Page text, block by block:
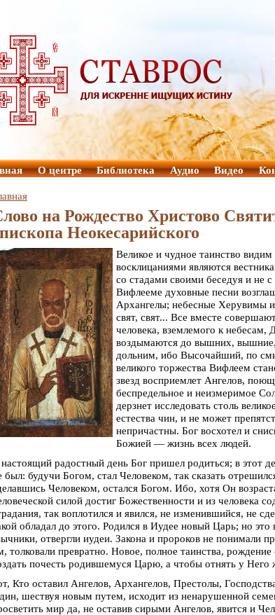
О центре Библиотека Аудио Видео
на Рождество Христово
Неокесарийского
Великое и чудное таинство
восклицаниями являются
со стадами своими беседуя и не
Вифлееме духовные песни
Архангелы; небесные Херувимы
свят, свят... Все вместе
человека, вземлемого к
воздымаются до вышних,
дольним, ибо Высочайший, по
великого торжества Вифлеем
звезд восприемлет Ангелов,
беспредельное и неизмеримое
дерзнет исследовать столь
естества чин, и не может
непричастны. Бог восхотел и
Божией — жизнь всех людей.
радостный день Бог пришел родиться; в этот
был: будучи Богом, стал Человеком, так сказать
Человеком, остался Богом. Ибо, хотя Он
силой достиг Божественности и из человека
так воплотился и явился, не изменившийся, не
обладал до этого. Родился в Иудее новый Царь; но
отвергли иудеи. Закона и пророков не понимали
толковали превратно. Новое, полное таинства,
почесть родившемуся Царю, а чтобы отнять у Него
Кто оставил Ангелов, Архангелов, Престолы,
шествуя новым путем, исходит из ненарушенной
мир да, не оставив сирыми Ангелов, явится и